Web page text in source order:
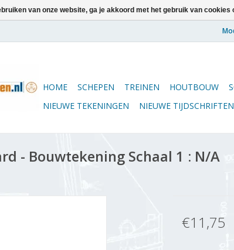
HOME SCHEPEN TREINEN HOUTBOUW
NIEUWE TEKENINGEN
NIEUWE TIJDSCHRIFTEN
- Bouwtekening Schaal 1 : N/A
€11,75
van onze website, ga je akkoord met het gebruik van